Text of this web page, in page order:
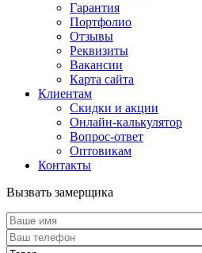
Гарантия
Портфолио
Отзывы
Реквизиты
Вакансии
Карта сайта
Клиентам
Скидки и акции
Онлайн-калькулятор
Вопрос-ответ
Оптовикам
Контакты
Вызвать замерщика